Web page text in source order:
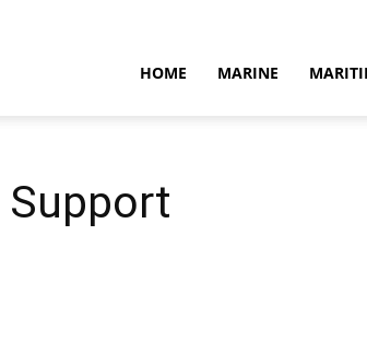
HOME MARINE
Support